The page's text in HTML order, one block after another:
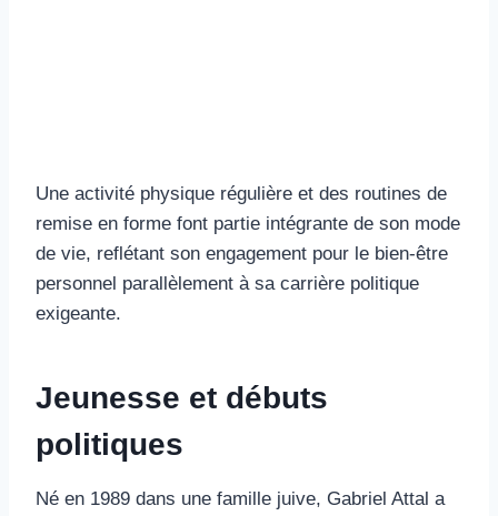
Une activité physique régulière et des routines de
remise en forme font partie intégrante de son mode
de vie, reflétant son engagement pour le bien-être
personnel parallèlement à sa carrière politique
exigeante.
Jeunesse et débuts
politiques
Né en 1989 dans une famille juive, Gabriel Attal a